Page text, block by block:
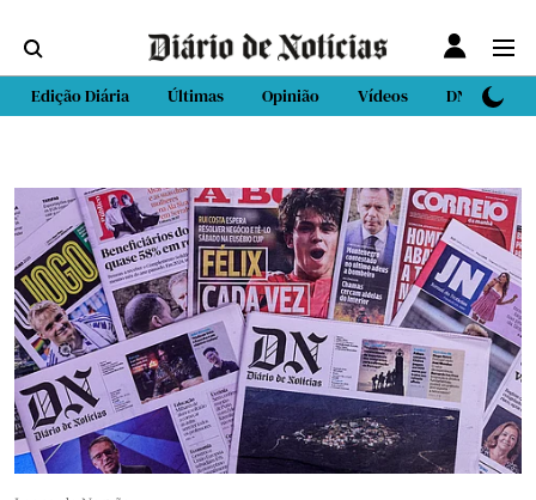
Edição Diária Últimas Opinião Vídeos DN Sport